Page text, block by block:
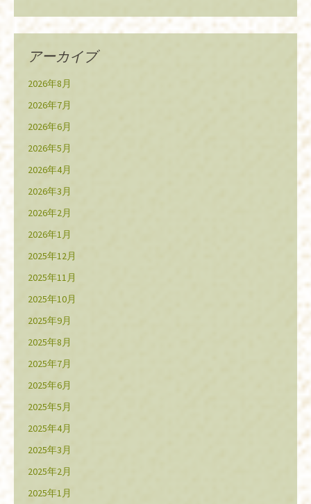
アーカイブ
2026年8月
2026年7月
2026年6月
2026年5月
2026年4月
2026年3月
2026年2月
2026年1月
2025年12月
2025年11月
2025年10月
2025年9月
2025年8月
2025年7月
2025年6月
2025年5月
2025年4月
2025年3月
2025年2月
2025年1月